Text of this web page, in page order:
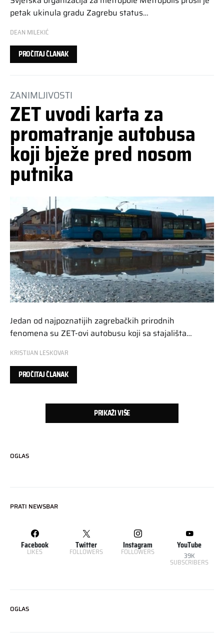
petak ukinula gradu Zagrebu status…
DEAN MILEKIĆ
PROČITAJ ČLANAK
ZANIMLJIVOSTI
ZET uvodi karta za
promatranje autobusa
koji bježe pred nosom
putnika
Jedan od najpoznatijih zagrebačkih prirodnih
fenomena su ZET-ovi autobusu koji sa stajališta…
KRISTIJAN LESKOVAR
PROČITAJ ČLANAK
PRIKAŽI VIŠE
OGLAS
PRATI NEWSBAR
Facebook
LIKES
Twitter
FOLLOWERS
Instagram
FOLLOWERS
YouTube
39K
SUBSCRIBERS
OGLAS